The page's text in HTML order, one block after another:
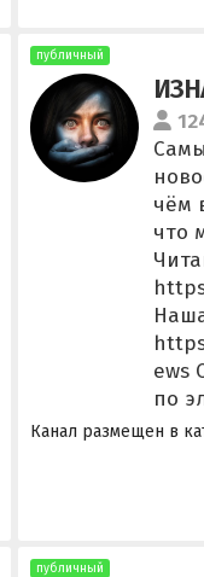
публичный
чём
что
ews
по
Канал размещен в
публичный